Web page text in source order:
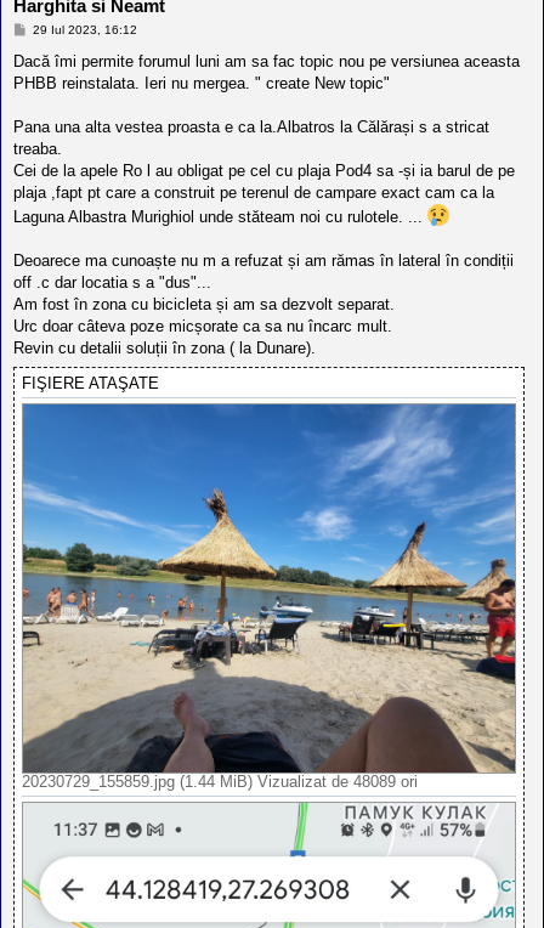
Harghita si Neamt
M
s
j
29 Iul 2023, 16:12
Dacă îmi permite forumul luni am sa fac topic nou pe versiunea aceasta
PHBB reinstalata. Ieri nu mergea. " create New topic"
Pana una alta vestea proasta e ca la.Albatros la Călărași s a stricat
treaba.
Cei de la apele Ro l au obligat pe cel cu plaja Pod4 sa -și ia barul de pe
plaja ,fapt pt care a construit pe terenul de campare exact cam ca la
Laguna Albastra Murighiol unde stăteam noi cu rulotele. ...
Deoarece ma cunoaște nu m a refuzat și am rămas în lateral în condiții
off .c dar locatia s a "dus"...
Am fost în zona cu bicicleta și am sa dezvolt separat.
Urc doar câteva poze micșorate ca sa nu încarc mult.
Revin cu detalii soluții în zona ( la Dunare).
FIŞIERE ATAŞATE
20230729_155859.jpg (1.44 MiB) Vizualizat de 48089 ori